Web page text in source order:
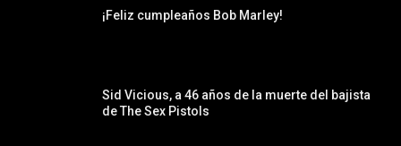
¡Feliz cumpleaños Bob Marley!
Sid Vicious, a 46 años de la muerte del bajista
de The Sex Pistols